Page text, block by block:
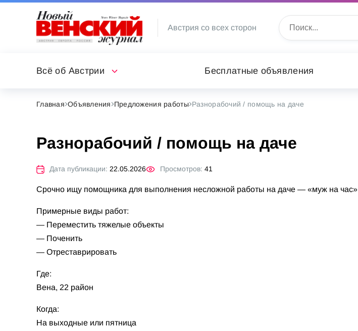
Австрия со всех сторон
Всё об Австрии Бесплатные объявления
Главная Объявления Предложения работы Разнорабочий / помощь на даче
Разнорабочий / помощь на даче
Дата публикации: 22.05.2026 Просмотров: 41
Срочно ищу помощника для выполнения несложной работы на даче — «муж на час»
Примерные виды работ:
— Переместить тяжелые объекты
— Поченить
— Отреставрировать
Где:
Вена, 22 район
Когда:
На выходные или пятница